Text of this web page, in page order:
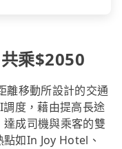
乘$2050
移動所設計的交通
度，藉由提高長途
成司機與乘客的雙
如In Joy Hotel、